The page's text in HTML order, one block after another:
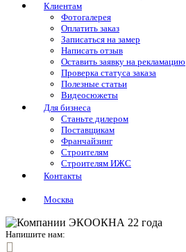
Клиентам
Фотогалерея
Оплатить заказ
Записаться на замер
Написать отзыв
Оставить заявку на рекламацию
Проверка статуса заказа
Полезные статьи
Видеосюжеты
Для бизнеса
Станьте дилером
Поставщикам
Франчайзинг
Строителям
Строителям ИЖС
Контакты
Москва
Напишите нам: